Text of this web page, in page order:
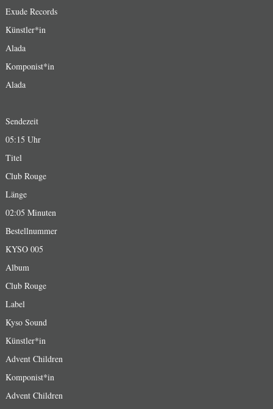
Exude Records
Künstler*in
Alada
Komponist*in
Alada
Sendezeit
05:15 Uhr
Titel
Club Rouge
Länge
02:05 Minuten
Bestellnummer
KYSO 005
Album
Club Rouge
Label
Kyso Sound
Künstler*in
Advent Children
Komponist*in
Advent Children